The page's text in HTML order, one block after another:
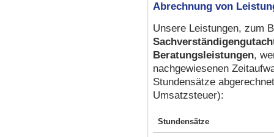
Abrechnung von
Unsere Leistungen, zum
Beratungsleistungen,
nachgewiesenen
Stundensätze
Umsatzsteuer):
Stundensätze